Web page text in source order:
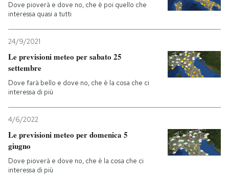
Dove pioverà e dove no, che è poi quello che
interessa quasi a tutti
24/9/2021
Le previsioni meteo per sabato 25
settembre
Dove farà bello e dove no, che è la cosa che ci
interessa di più
4/6/2022
Le previsioni meteo per domenica 5
giugno
Dove pioverà e dove no, che è la cosa che ci
interessa di più